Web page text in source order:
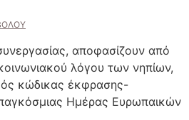
Bringing
English
to
Life
through
Experiential
τους
γονείς,
26-
2025
αποφασίζουν από
λόγου των νηπίων,
κώδικας έκφρασης-
Ημέρας Ευρωπαικών